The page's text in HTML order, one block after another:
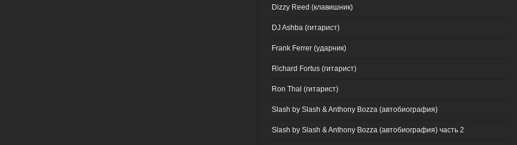
Dizzy Reed (клавишник)
DJ Ashba (гитарист)
Frank Ferrer (ударник)
Richard Fortus (гитарист)
Ron Thal (гитарист)
Slash by Slash & Anthony Bozza (автобиография)
Slash by Slash & Anthony Bozza (автобиография) часть 2